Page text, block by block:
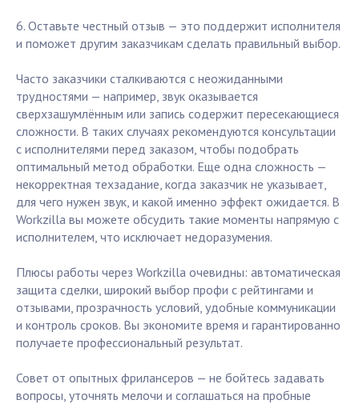
6. Оставьте честный отзыв — это поддержит исполнителя
и поможет другим заказчикам сделать правильный выбор.
Часто заказчики сталкиваются с неожиданными
трудностями — например, звук оказывается
сверхзашумлённым или запись содержит пересекающиеся
сложности. В таких случаях рекомендуются консультации
с исполнителями перед заказом, чтобы подобрать
оптимальный метод обработки. Еще одна сложность —
некорректная техзадание, когда заказчик не указывает,
для чего нужен звук, и какой именно эффект ожидается. В
Workzilla вы можете обсудить такие моменты напрямую с
исполнителем, что исключает недоразумения.
Плюсы работы через Workzilla очевидны: автоматическая
защита сделки, широкий выбор профи с рейтингами и
отзывами, прозрачность условий, удобные коммуникации
и контроль сроков. Вы экономите время и гарантированно
получаете профессиональный результат.
Совет от опытных фрилансеров — не бойтесь задавать
вопросы, уточнять мелочи и соглашаться на пробные